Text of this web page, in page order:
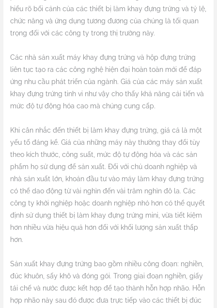
hiểu rõ bối cảnh của các thiết bị làm khay đựng trứng và tỷ lệ,
chức năng và ứng dụng tương đương của chúng là tối quan
trọng đối với các công ty trong thị trường này.
Các nhà sản xuất máy khay đựng trứng và hộp đựng trứng
liên tục tạo ra các công nghệ hiện đại hoàn toàn mới để đáp
ứng nhu cầu phát triển của ngành. Giá của các máy sản xuất
khay đựng trứng tinh vi như vậy cho thấy khả năng cải tiến và
mức độ tự động hóa cao mà chúng cung cấp.
Khi cân nhắc đến thiết bị làm khay đựng trứng, giá cả là một
yếu tố đáng kể. Giá của những máy này thường thay đổi tùy
theo kích thước, công suất, mức độ tự động hóa và các sản
phẩm họ sử dụng để sản xuất. Đối với chủ doanh nghiệp và
nhà sản xuất lớn, khoản đầu tư vào máy làm khay đựng trứng
có thể dao động từ vài nghìn đến vài trăm nghìn đô la. Các
công ty khởi nghiệp hoặc doanh nghiệp nhỏ hơn có thể quyết
định sử dụng thiết bị làm khay đựng trứng mini, vừa tiết kiệm
hơn nhiều vừa hiệu quả hơn đối với khối lượng sản xuất thấp
hơn.
Sản xuất khay đựng trứng bao gồm nhiều công đoạn: nghiền,
đúc khuôn, sấy khô và đóng gói. Trong giai đoạn nghiền, giấy
tái chế và nước được kết hợp để tạo thành hỗn hợp nhão. Hỗn
hợp nhão này sau đó được đưa trực tiếp vào các thiết bị đúc